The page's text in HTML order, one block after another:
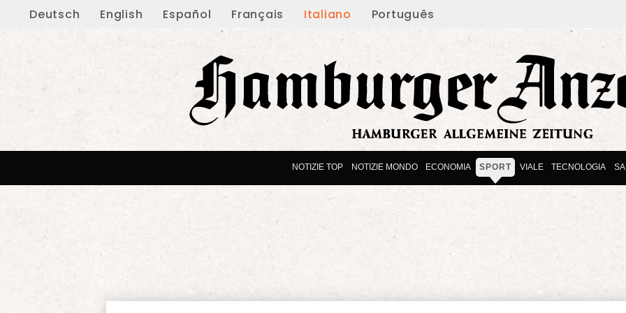
Deutsch English Español Français Italiano Português
NOTIZIE TOP NOTIZIE MONDO ECONOMIA SPORT VIALE TECNOLOGIA